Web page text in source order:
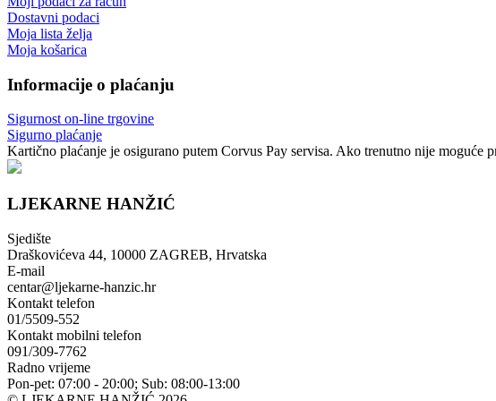
Dostavni podaci
Moja lista želja
Moja košarica
Informacije o plaćanju
Sigurnost on-line trgovine
Sigurno plaćanje
Kartično plaćanje je osigurano putem Corvus Pay servisa. Ako trenutno nije moguće
LJEKARNE HANŽIĆ
Sjedište
Draškovićeva 44, 10000 ZAGREB, Hrvatska
E-mail
centar@ljekarne-hanzic.hr
Kontakt telefon
01/5509-552
Kontakt mobilni telefon
091/309-7762
Radno vrijeme
Pon-pet: 07:00 - 20:00; Sub: 08:00-13:00